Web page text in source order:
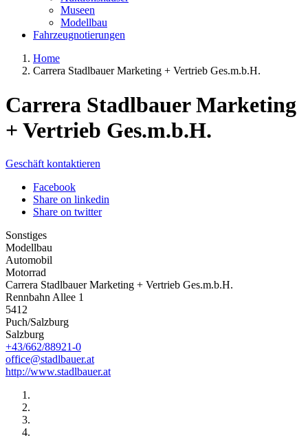
Museen
Modellbau
Fahrzeugnotierungen
Home
Carrera Stadlbauer Marketing + Vertrieb Ges.m.b.H.
Carrera Stadlbauer Marketing
+ Vertrieb Ges.m.b.H.
Geschäft kontaktieren
Facebook
Share on linkedin
Share on twitter
Sonstiges
Modellbau
Automobil
Motorrad
Carrera Stadlbauer Marketing + Vertrieb Ges.m.b.H.
Rennbahn Allee 1
5412
Puch/Salzburg
Salzburg
+43/662/88921-0
office@stadlbauer.at
http://www.stadlbauer.at